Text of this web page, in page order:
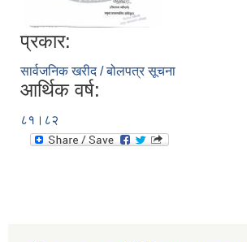
प्रकार:
सार्वजनिक खरीद / बोलपत्र सूचना
आर्थिक वर्ष:
८१।८२